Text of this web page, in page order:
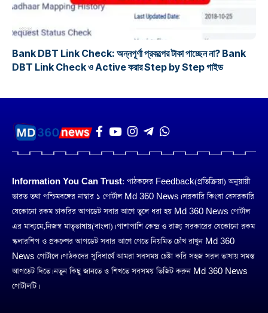
প্রকল্প
Bank DBT Link Check: অন্নপূর্ণা প্রকল্পের টাকা পাচ্ছেন না? Bank
DBT Link Check ও Active করার Step by Step গাইড
Information You Can Trust: পাঠকদের Feedback(প্রতিক্রিয়া) অনুয়ায়ী
ভারত তথা পশ্চিমবঙ্গের নাম্বার ১ পোর্টাল Md 360 News। সরকারি কিংবা বেসরকারি
যেকোনো রকম চাকরির আপডেট সবার আগে তুলে ধরা হয় Md 360 News পোর্টাল
এর মাধ্যমে,নিজস্ব মাতৃভাষায়(বাংলা)। পাশাপাশি কেন্দ্র ও রাজ্য সরকারের যেকোনো রকম
স্কলারশিপ ও প্রকল্পের আপডেট সবার আগে পেতে নিয়মিত চোঁখ রাখুন Md 360
News পোর্টালে। পাঠকদের সুবিধার্থে আমরা সবসময় চেষ্টা করি সহজ সরল ভাষায় সমস্ত
আপডেট দিতে। নতুন কিছু জানতে ও শিখতে সবসময় ভিজিট করুন Md 360 News
পোর্টালটি।